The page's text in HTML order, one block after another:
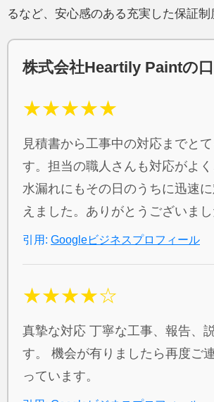
るなど、安心感のある充実した保証制
株式会社Heartily Paintの口
★★★★★
見積書から工事中の対応までと
す。担当の職人さんも対応がよ
水漏れにもその日のうちに迅速
えました。ありがとうございまし
引用: Googleビジネスプロフィール
★★★★☆
真摯な対応 丁寧な工事、報告、
す。 機会が有りましたら再度ご
っています。